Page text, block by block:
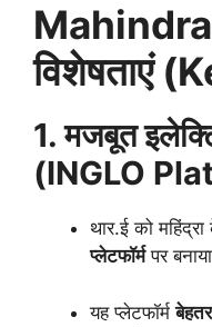
विशेषताएं
1. मजबूत
(INGLO
थार.ई को
प्लेटफॉर्मपर
यह प्लेटफॉर्म